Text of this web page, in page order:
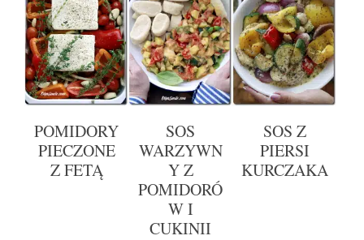
POMIDORY
PIECZONE
Z FETĄ
SOS
WARZYWN
Y Z
POMIDORÓ
W I
CUKINII
SOS Z
PIERSI
KURCZAKA